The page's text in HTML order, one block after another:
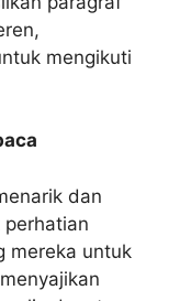
mengikuti
dan
mereka untuk